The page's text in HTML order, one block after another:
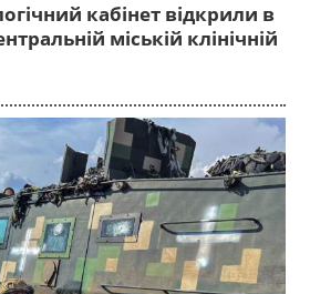
кабінет відкрили в
міській клінічній